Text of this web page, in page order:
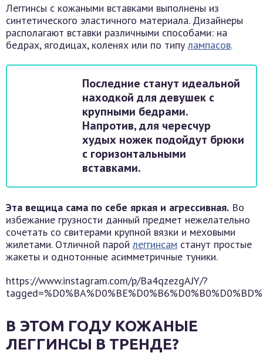
Леггинсы с кожаными вставками выполнены из
синтетического эластичного материала. Дизайнеры
располагают вставки различными способами: на
бедрах, ягодицах, коленях или по типулампасов.
Последние станут идеальной
находкой для девушек с
крупными бедрами.
Напротив, для чересчур
худых ножек подойдут брюки
с горизонтальными
вставками.
Эта вещица сама по себе яркая и агрессивная. Во
избежание грузности данный предмет нежелательно
сочетать со свитерами крупной вязки и меховыми
жилетами. Отличной паройлеггинсам станут простые
жакеты и однотонные асимметричные туники.
https://www.instagram.com/p/Ba4qzezgAJY/?
В ЭТОМ ГОДУ КОЖАНЫЕ
ЛЕГГИНСЫ В ТРЕНДЕ?